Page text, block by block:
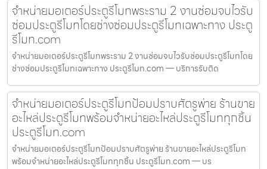
จำหน่ายมอเตอร์ประตูรีโมทพระราม 2 งานซ่อมจบไวรับ
ซ่อมประตูรีโมทโดยช่างซ่อมประตูรีโมทเฉพาะทาง ประตู
รีโมท.com
จำหน่ายมอเตอร์ประตูรีโมทพระราม 2 งานซ่อมจบไวรับซ่อมประตูรีโมทโดย
ช่างซ่อมประตูรีโมทเฉพาะทาง ประตูรีโมท.com — บริการรับติด
จำหน่ายมอเตอร์ประตูรีโมทป้อมปราบศัตรูพ่าย ร้านขาย
อะไหล่ประตูรีโมทพร้อมจำหน่ายอะไหล่ประตูรีโมททุกชิ้น
ประตูรีโมท.com
จำหน่ายมอเตอร์ประตูรีโมทป้อมปราบศัตรูพ่าย ร้านขายอะไหล่ประตูรีโมท
พร้อมจำหน่ายอะไหล่ประตูรีโมททุกชิ้น ประตูรีโมท.com — บร